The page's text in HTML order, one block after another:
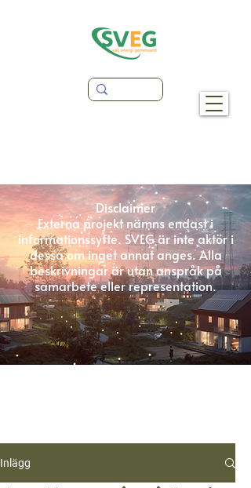
Disclaimer
Externa projekt nämns endast i
informationssyfte. SVEG är inte aktör i
dessa om inget annat anges. Alla
beskrivningar är utan anspråk på
samarbete eller representation.
Inlägg